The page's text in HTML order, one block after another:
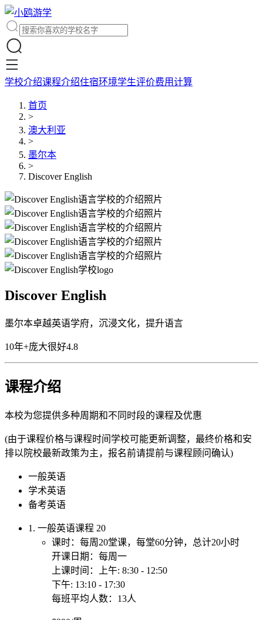
学校介绍课程介绍住宿环境学生评价费用计算
首页
>
澳大利亚
>
墨尔本
>
Discover English
Discover English
墨尔本卓越英语学府，沉浸文化，提升语言
10年+庞大很好4.8
课程介绍
本校为您提供多种周期和不同时段的课程及优惠
(由于课程价格与课程时间学校可能更新调整，最终价格和安
排以院校最新政策为主，报名前请提前与课程顾问确认)
一般英语
学术英语
备考英语
1. 一般英语课程 20
课时：每周20堂课，每堂60分钟，总计20小时
开课日期：每周一
上课时间：上午: 8:30 - 12:50
下午: 13:10 - 17:30
每班平均人数：13人